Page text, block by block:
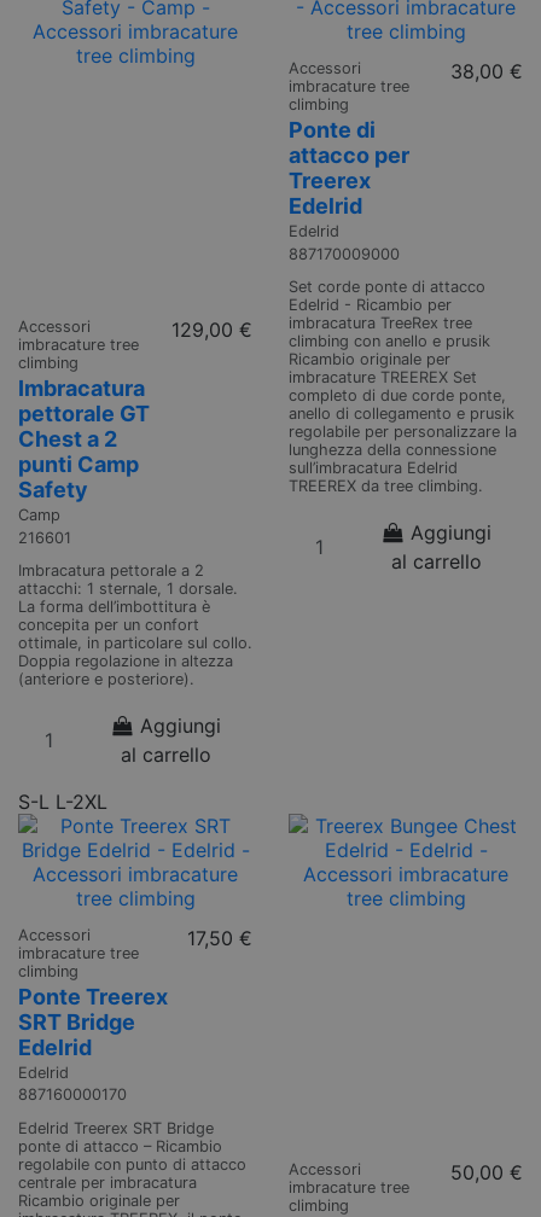
Accessori
imbracature tree
climbing
Imbracatura
pettorale GT
Chest a 2
punti Camp
Safety
Camp
216601
129,00 €
Imbracatura pettorale a 2
attacchi: 1 sternale, 1 dorsale.
La forma dell’imbottitura è
concepita per un confort
ottimale, in particolare sul collo.
Doppia regolazione in altezza
(anteriore e posteriore).
Aggiungi
al carrello
S-L L-2XL
Accessori
imbracature tree
climbing
Ponte di
attacco per
Treerex
Edelrid
Edelrid
887170009000
38,00 €
Set corde ponte di attacco
Edelrid - Ricambio per
imbracatura TreeRex tree
climbing con anello e prusik
Ricambio originale per
imbracature TREEREX Set
completo di due corde ponte,
anello di collegamento e prusik
regolabile per personalizzare la
lunghezza della connessione
sull’imbracatura Edelrid
TREEREX da tree climbing.
Aggiungi
al carrello
Accessori
imbracature tree
climbing
Ponte Treerex
SRT Bridge
Edelrid
Edelrid
887160000170
17,50 €
Edelrid Treerex SRT Bridge
ponte di attacco – Ricambio
regolabile con punto di attacco
centrale per imbracatura
Ricambio originale per
Accessori
imbracature tree
climbing
50,00 €